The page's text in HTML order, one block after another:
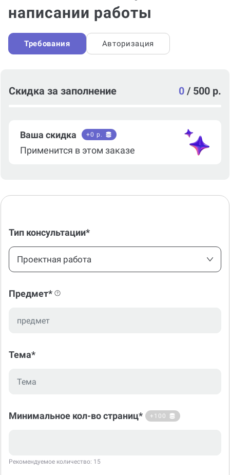
написании работы
Требования Авторизация
Скидка за заполнение 0 / 500 р.
Ваша скидка +0 р.
Применится в этом заказе
Тип консультации*
Проектная работа
Предмет*
Тема*
Минимальное кол-во страниц* +100
Рекомендуемое количество: 15